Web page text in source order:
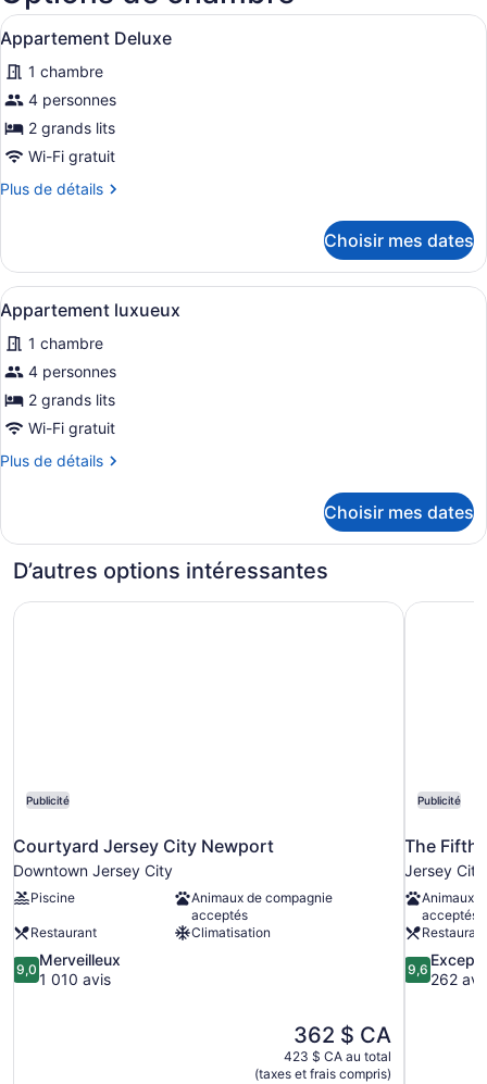
de
Liberty)
Afficher
toutes
les
photos
pour
ce
de
Deluxe
Une chambre à coucher
10
Appartement Deluxe
1 chambre
4 personnes
2 grands lits
Wi-Fi gratuit
Plus de détails
Plus
Appartement
Deluxe
Choisir mes dates
Afficher
toutes
les
photos
pour
ce
de
luxueux
Une chambre d’hôtel de taille
7
Appartement luxueux
1 chambre
4 personnes
2 grands lits
Wi-Fi gratuit
Plus de détails
Plus
Appartement
Choisir mes dates
D’autres options intéressantes
Publicité
Courtyard Jersey City Newport
Downtown Jersey City
Piscine
Animaux de compagnie
acceptés
Restaurant
Climatisation
9.0
sur
9,0
Merveilleux
1 010 avis
Le
prix
est
362 $ CA
423 $ CA au total
(taxes et frais compris)
Courtyard Jersey City Newport
Publicité
The Fifth
Jersey
Animaux
acceptés
Restaurant
9.6
sur
9,6
262
The Fifth